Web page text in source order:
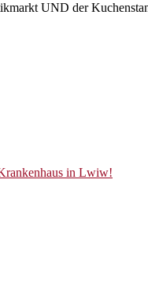
UND der
in Lwiw!